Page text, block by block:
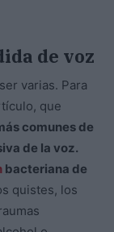
de voz
varias. Para
que
comunes de
de la voz.
bacteriana de
quistes, los